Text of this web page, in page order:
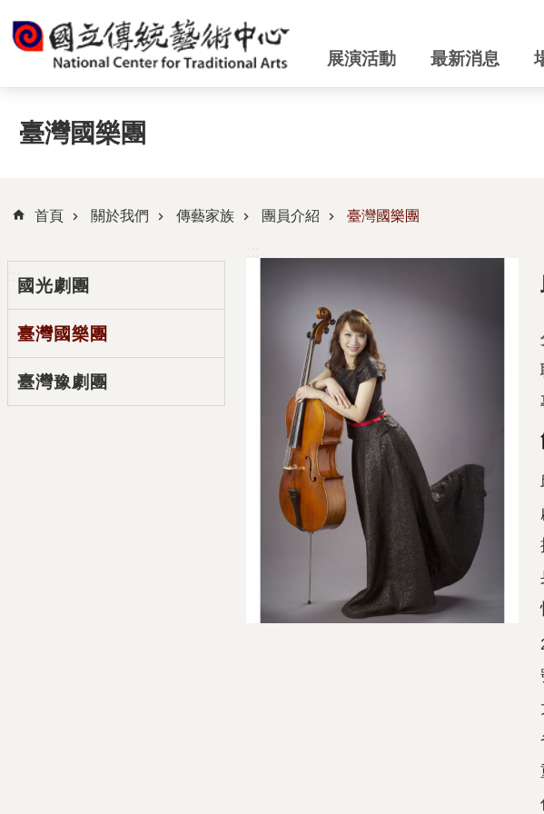
跳到主要內容區塊
展演活動 最新消息
臺灣國樂團
首頁 關於我們 傳藝家族 團員介紹 臺灣國樂團
:::國光劇團
臺灣國樂團
臺灣豫劇團